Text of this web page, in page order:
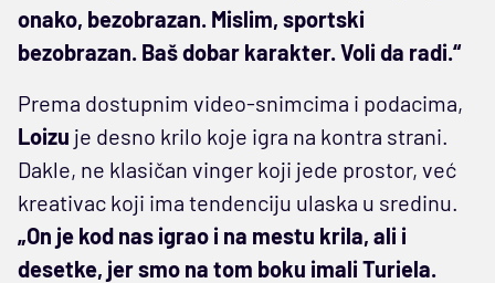
onako, bezobrazan. Mislim, sportski
bezobrazan. Baš dobar karakter. Voli da radi.“
Prema dostupnim video-snimcima i podacima,
Loizu je desno krilo koje igra na kontra strani.
Dakle, ne klasičan vinger koji jede prostor, već
kreativac koji ima tendenciju ulaska u sredinu.
„On je kod nas igrao i na mestu krila, ali i
desetke, jer smo na tom boku imali Turiela.